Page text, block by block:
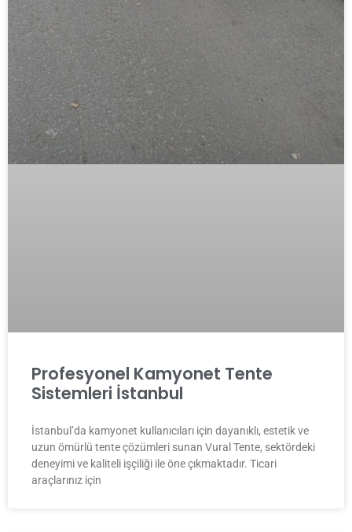
Profesyonel Kamyonet Tente
Sistemleri İstanbul
İstanbul’da kamyonet kullanıcıları için dayanıklı, estetik ve
uzun ömürlü tente çözümleri sunan Vural Tente, sektördeki
deneyimi ve kaliteli işçiliği ile öne çıkmaktadır. Ticari
araçlarınız için